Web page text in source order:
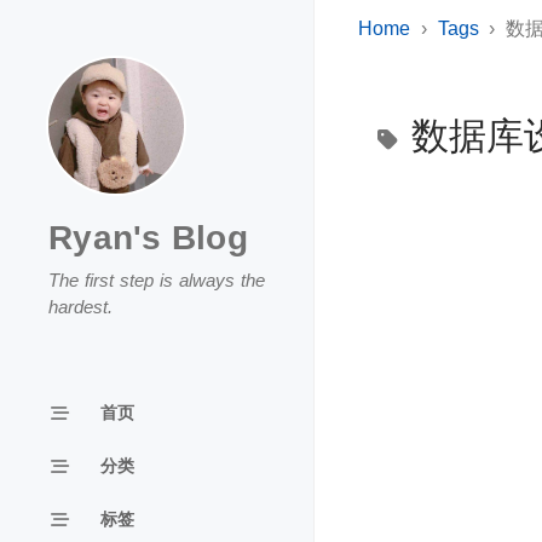
Ryan's Blog
The first step is always the
hardest.
首页
分类
标签
Home Tags 数
数据库